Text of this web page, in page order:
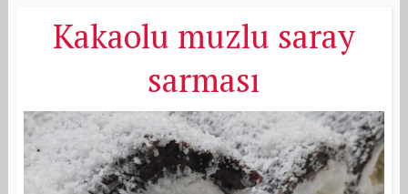
Kakaolu muzlu saray
sarması